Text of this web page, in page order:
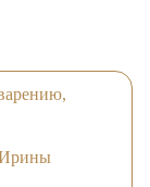
Ирины